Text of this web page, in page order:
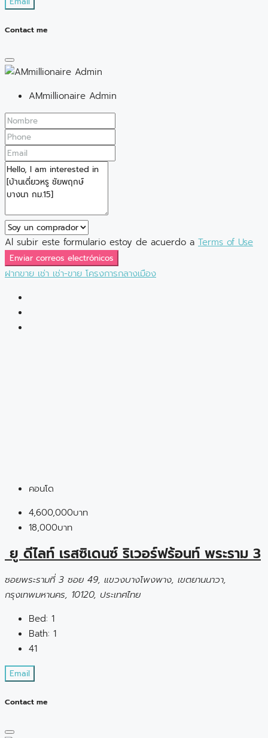
Contact me
AMmillionaire Admin
Al subir este formulario estoy de acuerdo a Terms of Use
Enviar correos electrónicos
ฝากขาย เช่า เช่า-ขาย โครงการกลางเมือง
คอนโด
4,600,000บาท
18,000บาท
ยู ดีไลท์ เรสซิเดนซ์ ริเวอร์ฟร้อนท์ พระราม 3
ซอยพระรามที่ 3 ซอย 49, แขวงบางโพงพาง, เขตยานนาวา,
กรุงเทพมหานคร, 10120, ประเทศไทย
Bed: 1
Bath: 1
41
Email
Contact me